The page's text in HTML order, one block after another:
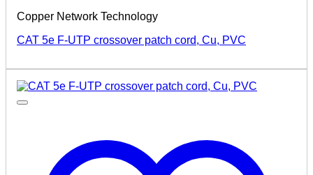
Copper Network Technology
CAT 5e F-UTP crossover patch cord, Cu, PVC